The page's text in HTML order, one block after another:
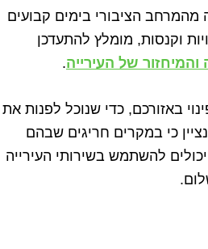
מהמרחב הציבורי בימים קבועים
וקנסות, מומלץ להתעדכן
של העירייה.
באזורכם, כדי שנוכל לפנות את
כי במקרים חריגים שבהם
להשתמש בשירותי העירייה